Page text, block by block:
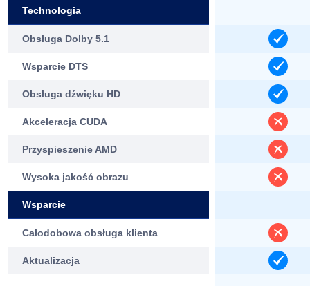
Technologia
Obsługa Dolby 5.1
Wsparcie DTS
Obsługa dźwięku HD
Akceleracja CUDA
Przyspieszenie AMD
Wysoka jakość obrazu
Wsparcie
Całodobowa obsługa klienta
Aktualizacja